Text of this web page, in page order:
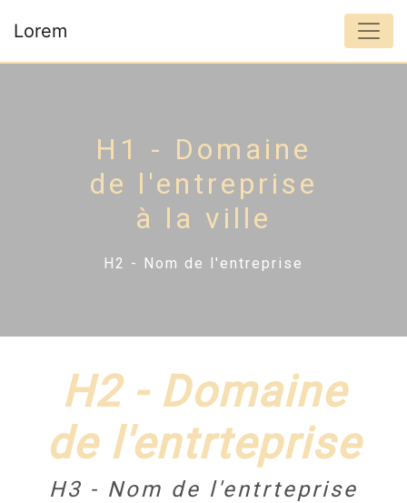
Lorem
H1 - Domaine
de l'entreprise
à la ville
H2 - Nom de l'entreprise
H2 - Domaine
de l'entrteprise
H3 - Nom de l'entrteprise